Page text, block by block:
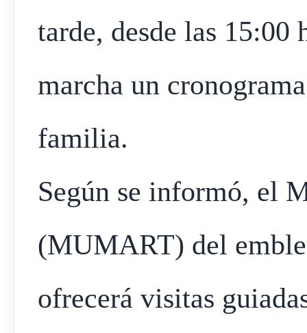
tarde, desde las 15:00
marcha un
familia.
Según se informó, el
(MUMART) del
ofrecerá visitas